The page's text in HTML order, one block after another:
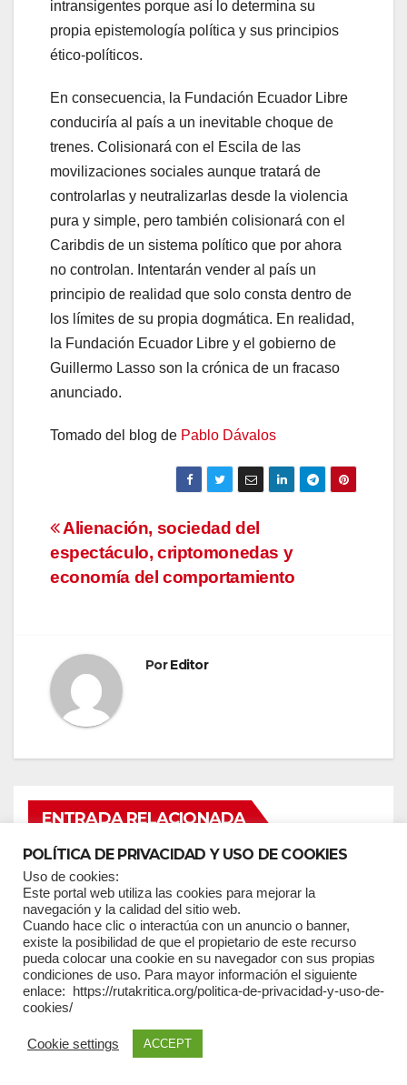
intransigentes porque así lo determina su
propia epistemología política y sus principios
ético-políticos.
En consecuencia, la Fundación Ecuador Libre
conduciría al país a un inevitable choque de
trenes. Colisionará con el Escila de las
movilizaciones sociales aunque tratará de
controlarlas y neutralizarlas desde la violencia
pura y simple, pero también colisionará con el
Caribdis de un sistema político que por ahora
no controlan. Intentarán vender al país un
principio de realidad que solo consta dentro de
los límites de su propia dogmática. En realidad,
la Fundación Ecuador Libre y el gobierno de
Guillermo Lasso son la crónica de un fracaso
anunciado.
Tomado del blog de Pablo Dávalos
Navegación
de
entradas
Alienación, sociedad del
espectáculo, criptomonedas y
economía del comportamiento
PorEditor
ENTRADA RELACIONADA
PABLO DÁVALOS
Descentralización y
autonomías en el Ecuador:
un modelo en riesgo
inminente
MAY 14, 2024
POLÍTICA DE PRIVACIDAD Y USO DE COOKIES
Uso de cookies:
Este portal web utiliza las cookies para mejorar la
navegación y la calidad del sitio web.
Cuando hace clic o interactúa con un anuncio o banner,
existe la posibilidad de que el propietario de este recurso
pueda colocar una cookie en su navegador con sus propias
condiciones de uso. Para mayor información el siguiente
enlace: https://rutakritica.org/politica-de-privacidad-y-uso-de-
cookies/
Cookie settings ACCEPT